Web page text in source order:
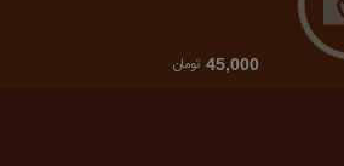
45,000 تومان